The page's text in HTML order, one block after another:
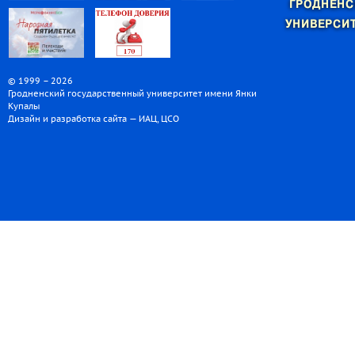
© 1999 – 2026
Гродненский государственный университет имени Янки
Купалы
Дизайн и разработка сайта — ИАЦ, ЦСО